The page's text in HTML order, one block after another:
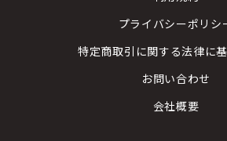
プライバシーポリシ
特定商取引に関する法律に
お問い合わせ
会社概要